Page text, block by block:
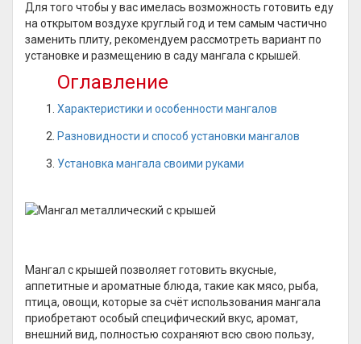
Для того чтобы у вас имелась возможность готовить еду
на открытом воздухе круглый год и тем самым частично
заменить плиту, рекомендуем рассмотреть вариант по
установке и размещению в саду мангала с крышей.
Оглавление
Характеристики и особенности мангалов
Разновидности и способ установки мангалов
Установка мангала своими руками
Мангал с крышей позволяет готовить вкусные,
аппетитные и ароматные блюда, такие как мясо, рыба,
птица, овощи, которые за счёт использования мангала
приобретают особый специфический вкус, аромат,
внешний вид, полностью сохраняют всю свою пользу,